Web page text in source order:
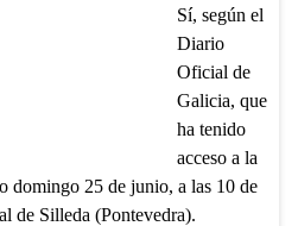
Sí, según el
Diario
Oficial de
Galicia, que
ha tenido
acceso a la
domingo 25 de junio, a las 10 de
de Silleda (Pontevedra).